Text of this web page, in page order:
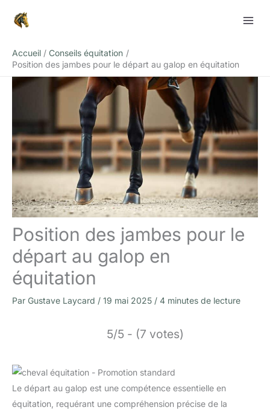
Accueil
Conseils équitation
Position des jambes pour le départ au galop en équitation
Position des jambes pour le
départ au galop en
équitation
Par Gustave Laycard / 19 mai 2025 / 4 minutes de lecture
5/5 - (7 votes)
Le départ au galop est une compétence essentielle en
équitation, requérant une compréhension précise de la